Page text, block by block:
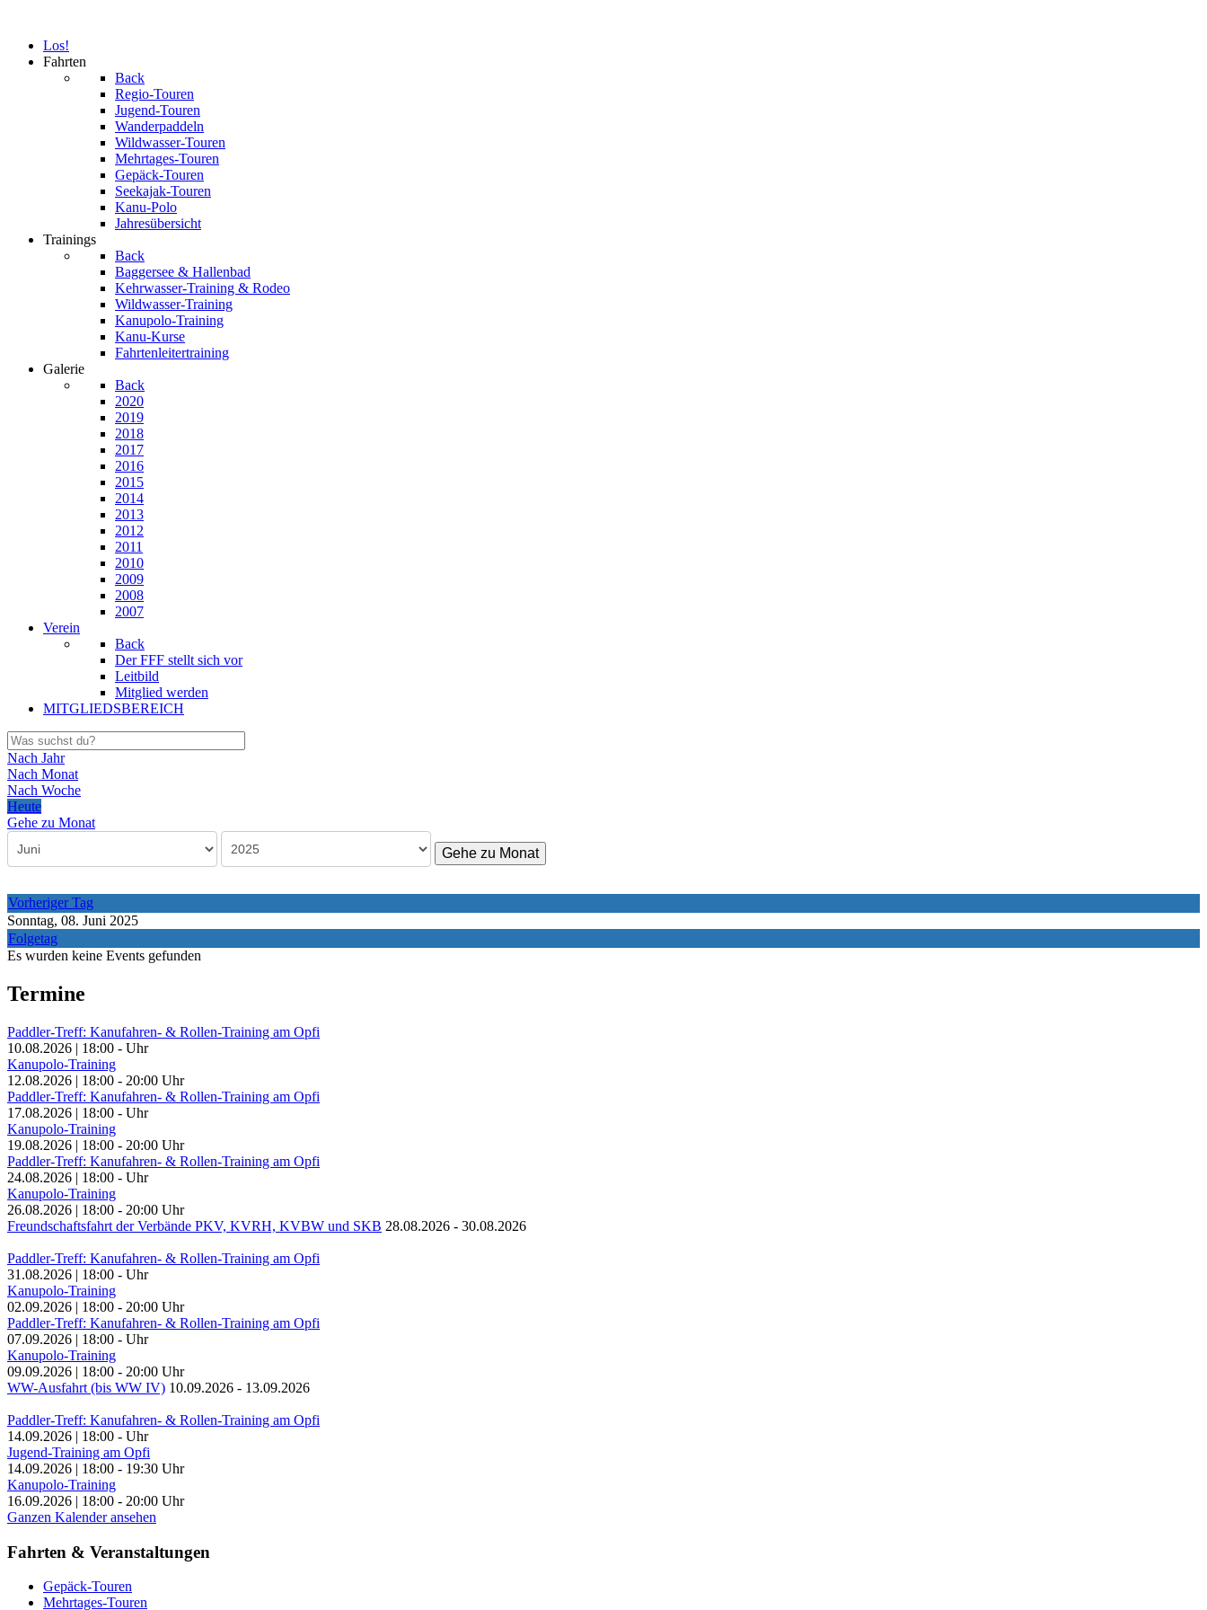
Los!
Fahrten
Back
Regio-Touren
Jugend-Touren
Wanderpaddeln
Wildwasser-Touren
Mehrtages-Touren
Gepäck-Touren
Seekajak-Touren
Kanu-Polo
Jahresübersicht
Trainings
Back
Baggersee & Hallenbad
Kehrwasser-Training & Rodeo
Wildwasser-Training
Kanupolo-Training
Kanu-Kurse
Fahrtenleitertraining
Galerie
Back
2020
2019
2018
2017
2016
2015
2014
2013
2012
2011
2010
2009
2008
2007
Verein
Back
Der FFF stellt sich vor
Leitbild
Mitglied werden
MITGLIEDSBEREICH
Nach Jahr
Nach Monat
Nach Woche
Heute
Gehe zu Monat
Gehe zu Monat
Vorheriger Tag
Sonntag, 08. Juni 2025
Folgetag
Es wurden keine Events gefunden
Termine
Paddler-Treff: Kanufahren- & Rollen-Training am Opfi
10.08.2026 | 18:00 - Uhr
Kanupolo-Training
12.08.2026 | 18:00 - 20:00 Uhr
Paddler-Treff: Kanufahren- & Rollen-Training am Opfi
17.08.2026 | 18:00 - Uhr
Kanupolo-Training
19.08.2026 | 18:00 - 20:00 Uhr
Paddler-Treff: Kanufahren- & Rollen-Training am Opfi
24.08.2026 | 18:00 - Uhr
Kanupolo-Training
26.08.2026 | 18:00 - 20:00 Uhr
Freundschaftsfahrt der Verbände PKV, KVRH, KVBW und SKB 28.08.2026 - 30.08.2026
Paddler-Treff: Kanufahren- & Rollen-Training am Opfi
31.08.2026 | 18:00 - Uhr
Kanupolo-Training
02.09.2026 | 18:00 - 20:00 Uhr
Paddler-Treff: Kanufahren- & Rollen-Training am Opfi
07.09.2026 | 18:00 - Uhr
Kanupolo-Training
09.09.2026 | 18:00 - 20:00 Uhr
WW-Ausfahrt (bis WW IV) 10.09.2026 - 13.09.2026
Paddler-Treff: Kanufahren- & Rollen-Training am Opfi
14.09.2026 | 18:00 - Uhr
Jugend-Training am Opfi
14.09.2026 | 18:00 - 19:30 Uhr
Kanupolo-Training
16.09.2026 | 18:00 - 20:00 Uhr
Ganzen Kalender ansehen
Fahrten & Veranstaltungen
Gepäck-Touren
Mehrtages-Touren